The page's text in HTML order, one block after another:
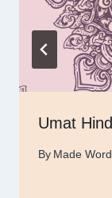
Umat
By Made